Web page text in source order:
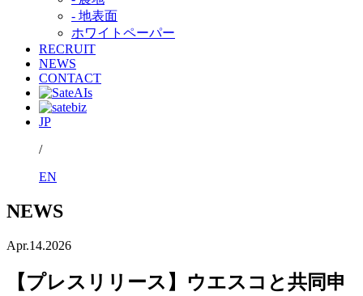
- 地表面
ホワイトペーパー
RECRUIT
NEWS
CONTACT
JP
/
EN
NEWS
Apr.14.2026
【プレスリリース】ウエスコと共同申